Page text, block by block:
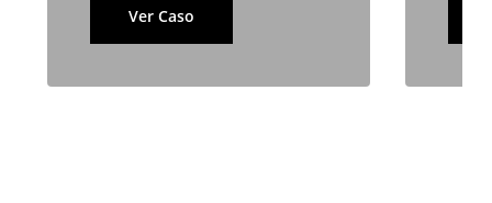
spécifiques et bien documentés à ce sujet.
Ver Caso